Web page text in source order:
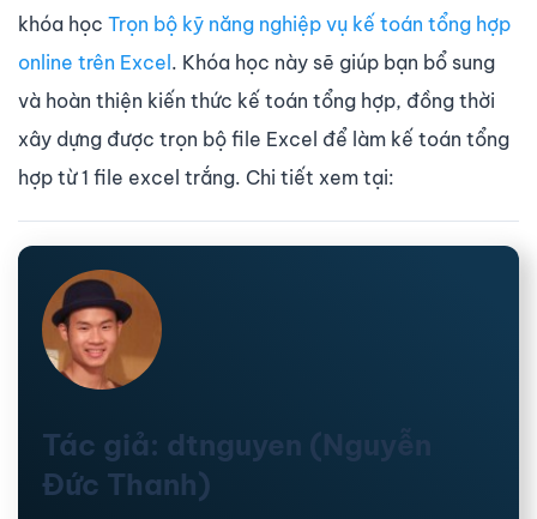
khóa học Trọn bộ kỹ năng nghiệp vụ kế toán tổng hợp
online trên Excel . Khóa học này sẽ giúp bạn bổ sung
và hoàn thiện kiến thức kế toán tổng hợp, đồng thời
xây dựng được trọn bộ file Excel để làm kế toán tổng
hợp từ 1 file excel trắng. Chi tiết xem tại:
Tác giả: dtnguyen (Nguyễn
Đức Thanh)